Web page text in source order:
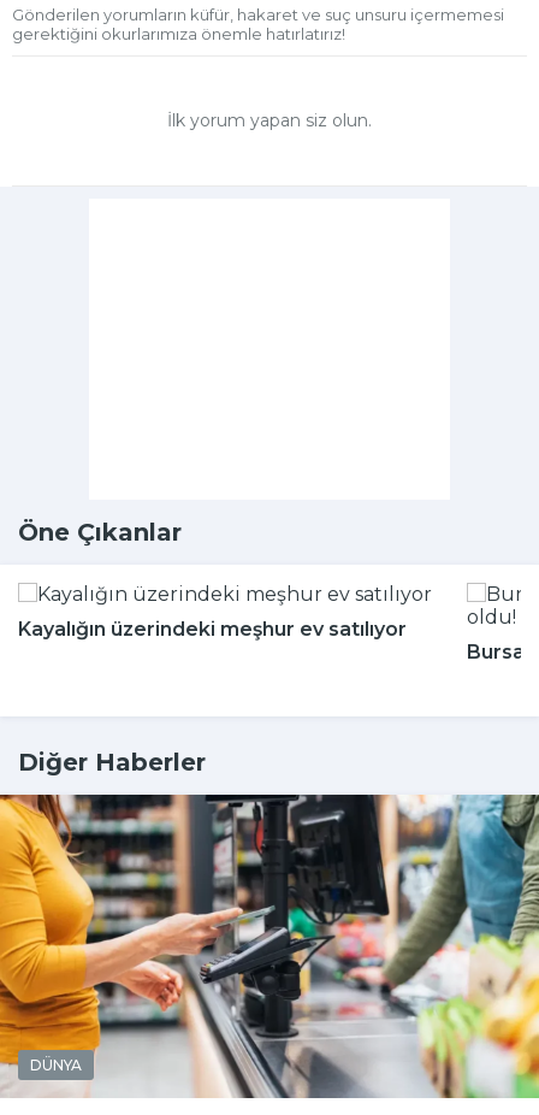
Gönderilen yorumların küfür, hakaret ve suç unsuru içermemesi
gerektiğini okurlarımıza önemle hatırlatırız!
İlk yorum yapan siz olun.
Öne Çıkanlar
Kayalığın üzerindeki meşhur ev satılıyor
Diğer Haberler
DÜNYA